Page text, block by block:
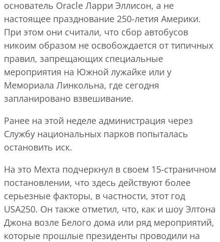
основатель Oracle Ларри Эллисон, а не
настоящее празднование 250-летия Америки.
При этом они считали, что сбор автобусов
никоим образом не освобождается от типичных
правил, запрещающих специальные
мероприятия на Южной лужайке или у
Мемориала Линкольна, где сегодня
запланировано взвешивание.
Ранее на этой неделе администрация через
Службу национальных парков попыталась
остановить иск.
На это Мехта подчеркнул в своем 15-страничном
постановлении, что здесь действуют более
серьезные факторы, в частности, этот год
USA250. Он также отметил, что, как и шоу Элтона
Джона возле Белого дома или ряд мероприятий,
которые прошлые президенты проводили на